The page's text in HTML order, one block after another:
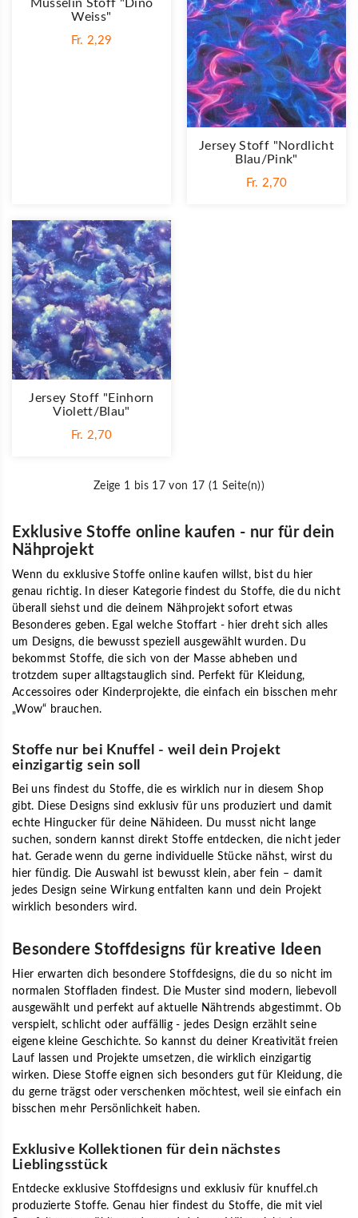
Musselin Stoff "Dino
Weiss"
Fr. 2,29
Jersey Stoff "Nordlicht
Blau/pink"
Fr. 2,70
Jersey Stoff "Einhorn
Violett/blau"
Fr. 2,70
Zeige 1 bis 17 von 17 (1 Seite(n))
Exklusive Stoffe online kaufen - nur für dein
Nähprojekt
Wenn du exklusive Stoffe online kaufen willst, bist du hier
genau richtig. In dieser Kategorie findest du Stoffe, die du nicht
überall siehst und die deinem Nähprojekt sofort etwas
Besonderes geben. Egal welche Stoffart - hier dreht sich alles
um Designs, die bewusst speziell ausgewählt wurden. Du
bekommst Stoffe, die sich von der Masse abheben und
trotzdem super alltagstauglich sind. Perfekt für Kleidung,
Accessoires oder Kinderprojekte, die einfach ein bisschen mehr
„Wow“ brauchen.
Stoffe nur bei Knuffel - weil dein Projekt
einzigartig sein soll
Bei uns findest du Stoffe, die es wirklich nur in diesem Shop
gibt. Diese Designs sind exklusiv für uns produziert und damit
echte Hingucker für deine Nähideen. Du musst nicht lange
suchen, sondern kannst direkt Stoffe entdecken, die nicht jeder
hat. Gerade wenn du gerne individuelle Stücke nähst, wirst du
hier fündig. Die Auswahl ist bewusst klein, aber fein – damit
jedes Design seine Wirkung entfalten kann und dein Projekt
wirklich besonders wird.
Besondere Stoffdesigns für kreative Ideen
Hier erwarten dich besondere Stoffdesigns, die du so nicht im
normalen Stoffladen findest. Die Muster sind modern, liebevoll
ausgewählt und perfekt auf aktuelle Nähtrends abgestimmt. Ob
verspielt, schlicht oder auffällig - jedes Design erzählt seine
eigene kleine Geschichte. So kannst du deiner Kreativität freien
Lauf lassen und Projekte umsetzen, die wirklich einzigartig
wirken. Diese Stoffe eignen sich besonders gut für Kleidung, die
du gerne trägst oder verschenken möchtest, weil sie einfach ein
bisschen mehr Persönlichkeit haben.
Exklusive Kollektionen für dein nächstes
Lieblingsstück
Entdecke exklusive Stoffdesigns und exklusiv für knuffel.ch
produzierte Stoffe. Genau hier findest du Stoffe, die mit viel